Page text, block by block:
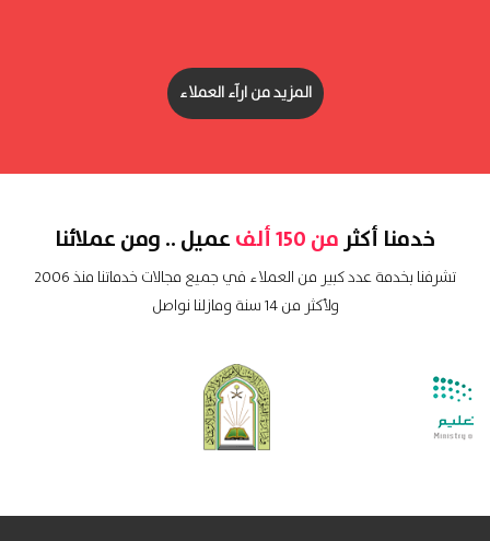
المزيد من ارآء العملاء
خدمنا أكثرمن 150 ألف عميل .. ومن عملائنا
تشرفنا بخدمة عدد كبير من العملاء في جميع مجالات خدماتنا منذ 2006
ولأكثر من 14 سنة ومازلنا نواصل